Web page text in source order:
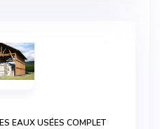
EAUX USÉES COMPLET